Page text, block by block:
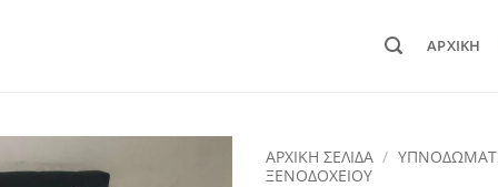
ΑΡΧΙΚΉ
ΑΡΧΙΚΉ ΣΕΛΊΔΑ /
ΞΕΝΟΔΟΧΕΙΟΥ